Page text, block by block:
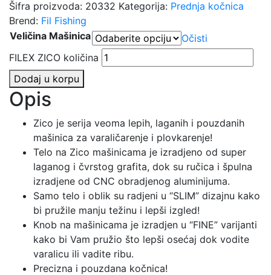
Šifra proizvoda: 20332 Kategorija: Prednja kočnica
Brend: Fil Fishing
Veličina Mašinica
Očisti
FILEX ZICO količina
Dodaj u korpu
Opis
Zico je serija veoma lepih, laganih i pouzdanih
mašinica za varaličarenje i plovkarenje!
Telo na Zico mašinicama je izradjeno od super
laganog i čvrstog grafita, dok su ručica i špulna
izradjene od CNC obradjenog aluminijuma.
Samo telo i oblik su radjeni u “SLIM” dizajnu kako
bi pružile manju težinu i lepši izgled!
Knob na mašinicama je izradjen u “FINE” varijanti
kako bi Vam pružio što lepši osećaj dok vodite
varalicu ili vadite ribu.
Precizna i pouzdana kočnica!